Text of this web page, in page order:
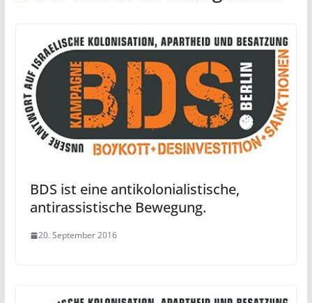
BDS ist eine antikolonialistische,
antirassistische Bewegung.
20. September 2016